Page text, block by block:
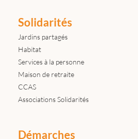
Solidarités
Jardins partagés
Habitat
Services à la personne
Maison de retraite
CCAS
Associations Solidarités
Démarches